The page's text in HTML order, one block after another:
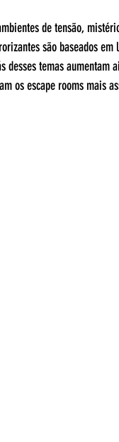
de tensão,
são baseados
desses temas aumentam
os escape rooms mais